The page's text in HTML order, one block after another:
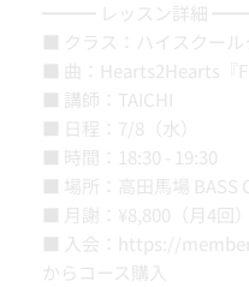
━━━ レッスン詳細
■ クラス：ハイスクール
■ 曲：Hearts2Hearts『
■ 講師：TAICHI
■ 日程：7/8（水）
■ 時間：18:30 - 19:30
■ 場所：高田馬場 BASS
■ 月謝：¥8,800（月4回
■ 入会： https://
からコース購入